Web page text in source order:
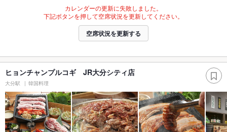
カレンダーの更新に失敗しました。
下記ボタンを押して空席状況を更新してください。
空席状況を更新する
ヒョンチャンプルコギ JR大分シティ店
大分駅 韓国料理